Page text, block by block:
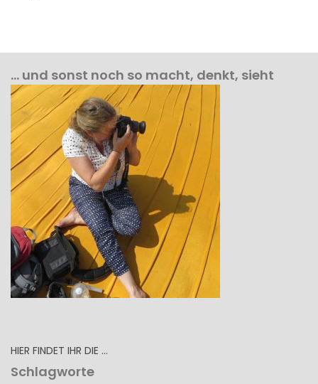
… und sonst noch so macht, denkt, sieht
HIER FINDET IHR DIE …
Schlagworte